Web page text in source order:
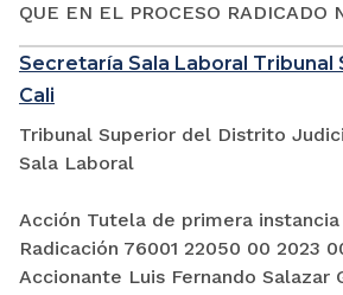
QUE EN EL PROCESO RADICADO
Secretaría Sala Laboral Tribunal
Cali
Tribunal Superior del Distrito
Sala Laboral
Acción Tutela de primera instancia
Radicación 76001 22050 00 2023
Accionante Luis Fernando Salazar